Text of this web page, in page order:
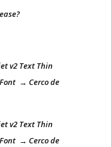
v2 Text Thin
→ Cerco de
v2 Text Thin
→ Cerco de